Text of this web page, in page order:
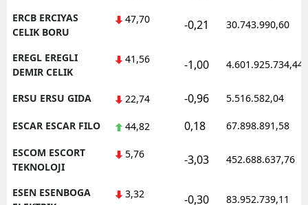
ERCB ERCIYAS
CELIK BORU
47,70 -0,21 30.743.990,60
EREGL EREGLI
DEMIR CELIK
41,56 -1,00 4.601.925.734,44
ERSU ERSU GIDA 22,74 -0,96 5.516.582,04
ESCAR ESCAR FILO 44,82 0,18 67.898.891,58
ESCOM ESCORT
TEKNOLOJI
5,76 -3,03 452.688.637,76
ESEN ESENBOGA
3,32 -0,30 83.952.739,11